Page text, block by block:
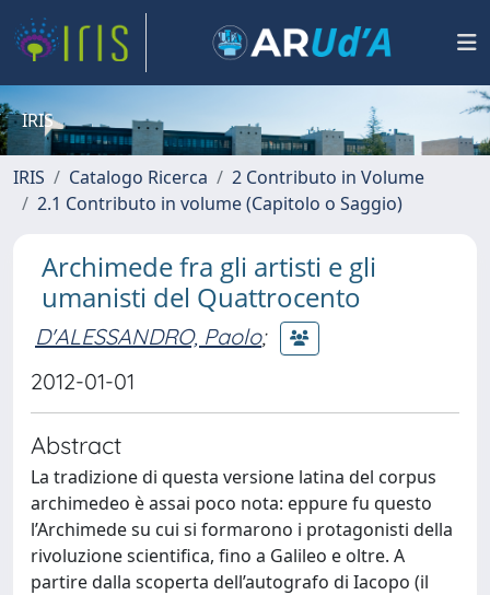
IRIS
IRIS Catalogo Ricerca
2 Contributo in Volume
2.1 Contributo in volume (Capitolo o Saggio)
Archimede fra gli artisti e gli
umanisti del Quattrocento
D'ALESSANDRO, Paolo;
2012-01-01
Abstract
La tradizione di questa versione latina del corpus
archimedeo è assai poco nota: eppure fu questo
l’Archimede su cui si formarono i protagonisti della
rivoluzione scientifica, fino a Galileo e oltre. A
partire dalla scoperta dell’autografo di Iacopo (il